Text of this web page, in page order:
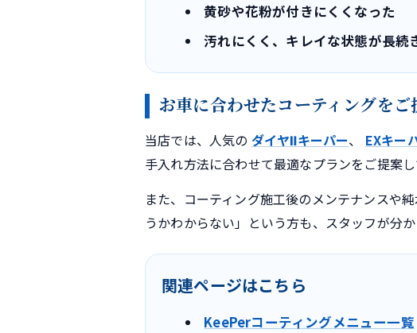
黄砂や花粉が付きにくくなった
汚れにくく、キレイな状態が長続
お車に合わせたコーティングをご
当店では、人気の ダイヤⅡキーパー、 EXキー
手入れ方法に合わせて最適なプランをご提案し
また、コーティング施工後のメンテナンスや
うかわからない」という方も、スタッフが分
関連ページはこちら
KeePerコーティングメニュー一覧